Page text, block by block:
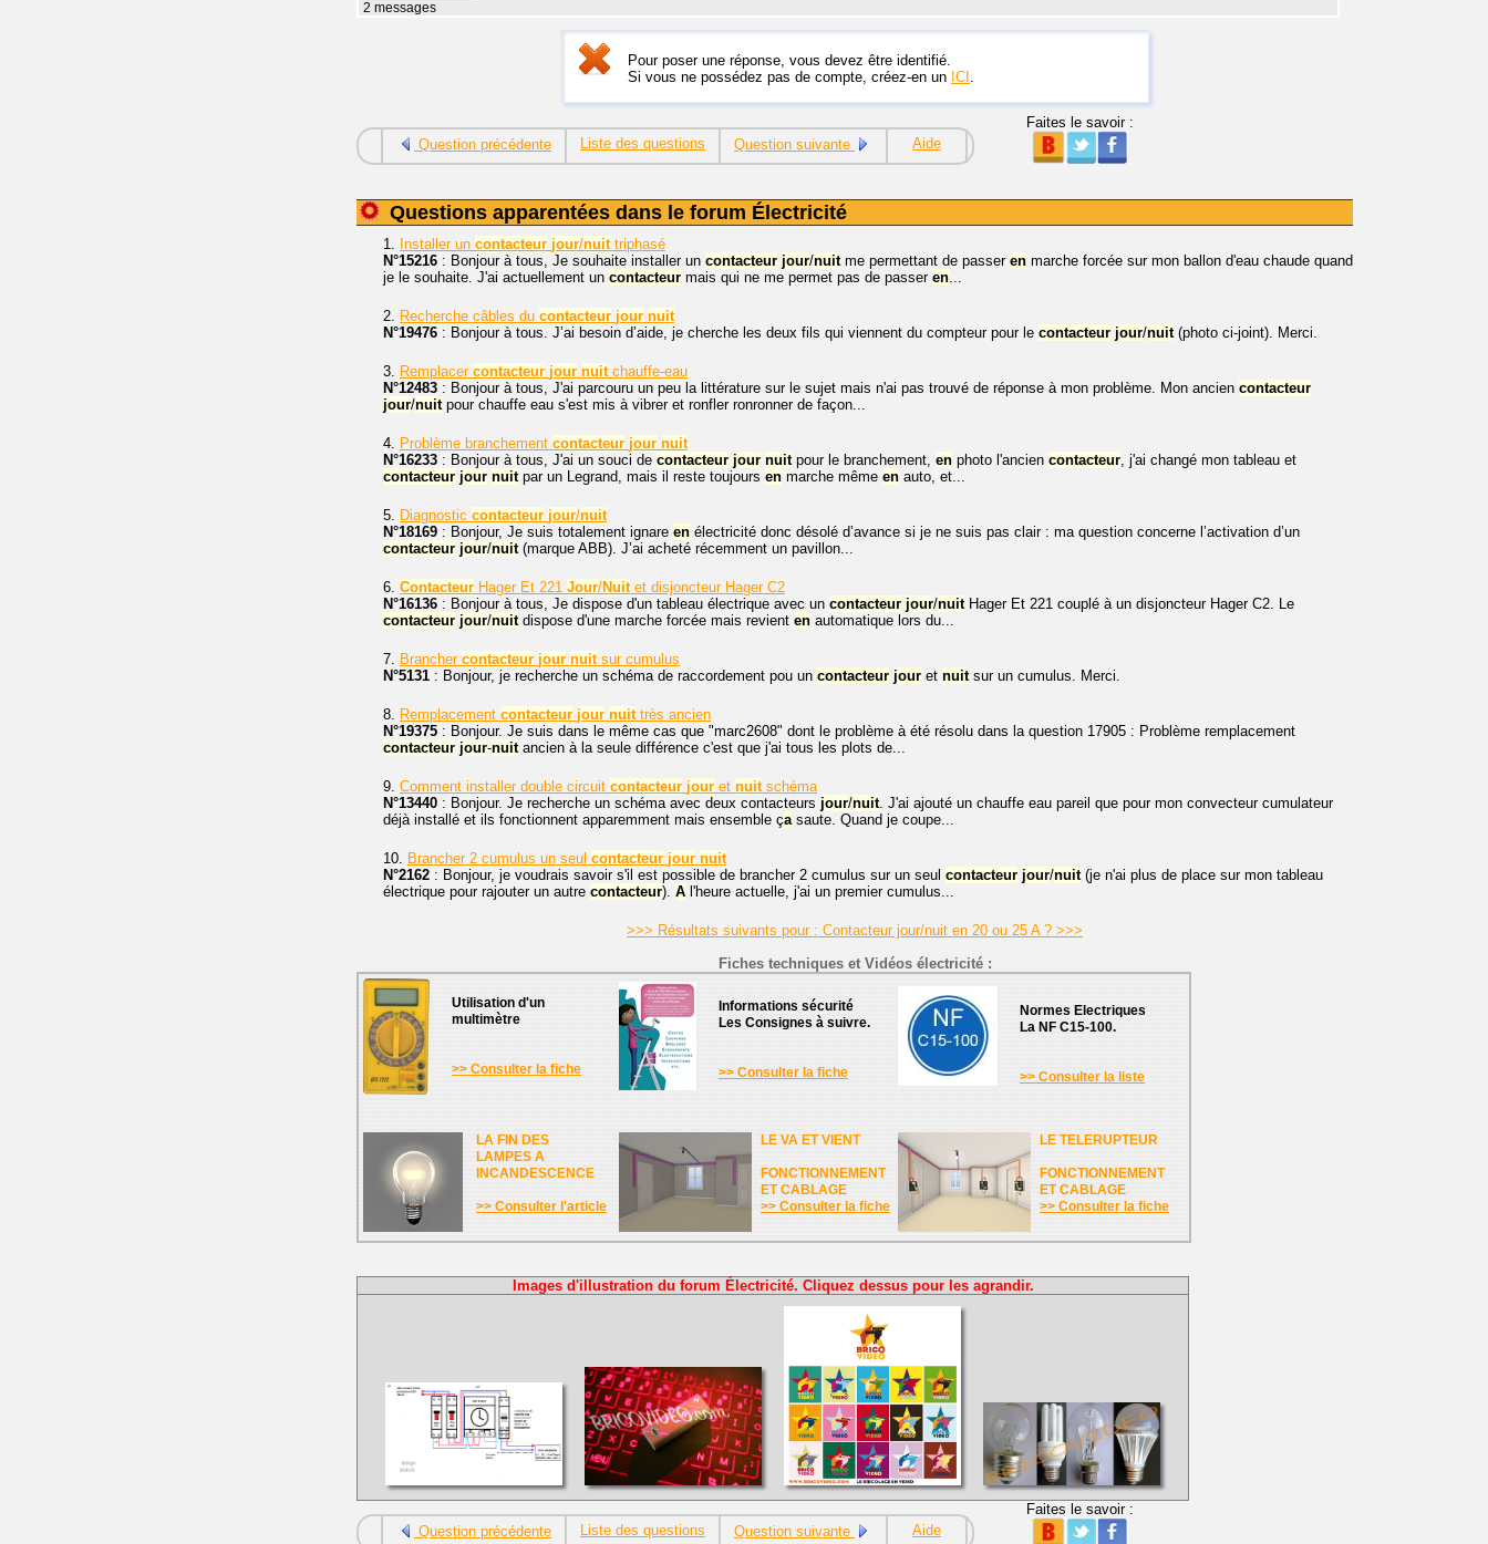
2 messages
Pour poser une réponse, vous devez être identifié.
Si vous ne possédez pas de compte, créez-en un ICI .
Question précédente Liste des questions Question suivante Aide
Faites le savoir :
Questions apparentées dans le forum Électricité
1. Installer un contacteur jour/nuittriphasé
N°15216 : Bonjour à tous, Je souhaite installer un contacteur jour/nuitme permettant de passer en marche forcée sur mon ballon d'eau chaude quand
je le souhaite. J'ai actuellement un contacteur mais qui ne me permet pas de passer en...
2. Recherche câbles du contacteur jour nuit
N°19476 : Bonjour à tous. J’ai besoin d’aide, je cherche les deux fils qui viennent du compteur pour le contacteur jour/nuit(photo ci-joint). Merci.
3. Remplacer contacteur jour nuitchauffe-eau
N°12483 : Bonjour à tous, J'ai parcouru un peu la littérature sur le sujet mais n'ai pas trouvé de réponse à mon problème. Mon ancien contacteur
jour/nuitpour chauffe eau s'est mis à vibrer et ronfler ronronner de façon...
4. Problème branchement contacteur jour nuit
N°16233 : Bonjour à tous, J'ai un souci de contacteur jour nuitpour le branchement, en photo l'ancien contacteur, j'ai changé mon tableau et
contacteur jour nuitpar un Legrand, mais il reste toujours en marche même en auto, et...
5. Diagnostic contacteur jour/nuit
N°18169 : Bonjour, Je suis totalement ignare en électricité donc désolé d’avance si je ne suis pas clair : ma question concerne l’activation d’un
contacteur jour/nuit(marque ABB). J’ai acheté récemment un pavillon...
6. Contacteur Hager Et 221 Jour/Nuitet disjoncteur Hager C2
N°16136 : Bonjour à tous, Je dispose d'un tableau électrique avec un contacteur jour/nuitHager Et 221 couplé à un disjoncteur Hager C2. Le
contacteur jour/nuitdispose d'une marche forcée mais revient en automatique lors du...
7. Brancher contacteur jour nuitsur cumulus
N°5131 : Bonjour, je recherche un schéma de raccordement pou un contacteur jour et nuitsur un cumulus. Merci.
8. Remplacement contacteur jour nuittrès ancien
N°19375 : Bonjour. Je suis dans le même cas que "marc2608" dont le problème à été résolu dans la question 17905 : Problème remplacement
contacteur jour-nuitancien à la seule différence c'est que j'ai tous les plots de...
9. Comment installer double circuit contacteur jour et nuitschéma
N°13440 : Bonjour. Je recherche un schéma avec deux contacteurs jour/nuit. J'ai ajouté un chauffe eau pareil que pour mon convecteur cumulateur
déjà installé et ils fonctionnent apparemment mais ensemble çasaute. Quand je coupe...
10. Brancher 2 cumulus un seul contacteur jour nuit
N°2162 : Bonjour, je voudrais savoir s'il est possible de brancher 2 cumulus sur un seul contacteur jour/nuit(je n'ai plus de place sur mon tableau
électrique pour rajouter un autre contacteur). A l'heure actuelle, j'ai un premier cumulus...
>>> Résultats suivants pour : Contacteur jour/nuit en 20 ou 25 A ? >>>
Fiches techniques et Vidéos électricité :
Utilisation d'un
multimètre
>> Consulter la fiche
Informations sécurité
Les Consignes à suivre.
>> Consulter la fiche
Normes Electriques
La NF C15-100.
>> Consulter la liste
LA FIN DES
LAMPES A
INCANDESCENCE
>> Consulter l'article
LE VA ET VIENT
FONCTIONNEMENT
ET CABLAGE
>> Consulter la fiche
LE TELERUPTEUR
FONCTIONNEMENT
ET CABLAGE
>> Consulter la fiche
Images d'illustration du forum Électricité. Cliquez dessus pour les agrandir.
Question précédente Liste des questions Question suivante Aide
Faites le savoir :